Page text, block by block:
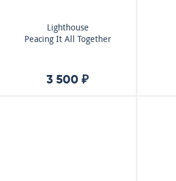
Lighthouse
Peacing It All Together
3 500 ₽